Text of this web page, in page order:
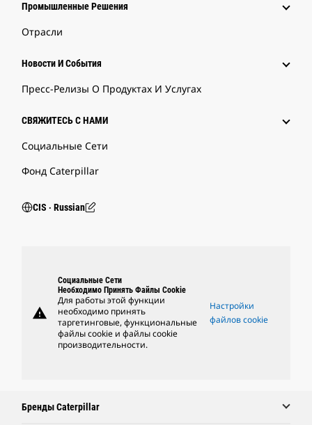
Промышленные Решения
Отрасли
Новости И События
Пресс-Релизы О Продуктах И Услугах
СВЯЖИТЕСЬ С НАМИ
Социальные Сети
Фонд Caterpillar
CIS ‧ Russian
warning
Социальные Сети
Необходимо Принять Файлы Cookie
Для работы этой функции
необходимо принять
таргетинговые, функциональные
файлы cookie и файлы cookie
производительности.
Настройки
файлов cookie
Бренды Caterpillar